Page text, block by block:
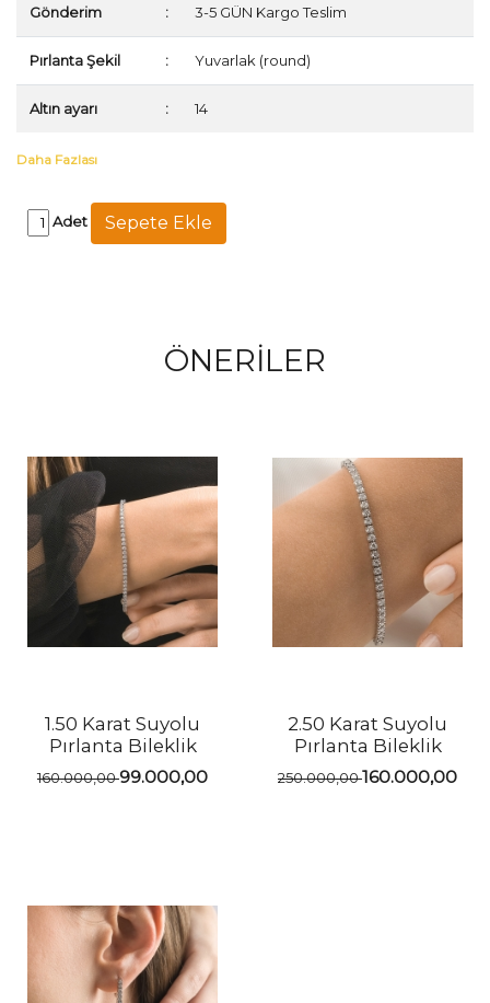
Gönderim : 3-5 GÜN Kargo Teslim
Pırlanta Şekil : Yuvarlak (round)
Altın ayarı : 14
Daha Fazlası
Adet
ÖNERİLER
1.50 Karat Suyolu
Pırlanta Bileklik
160.000,0099.000,00
2.50 Karat Suyolu
Pırlanta Bileklik
250.000,00160.000,00